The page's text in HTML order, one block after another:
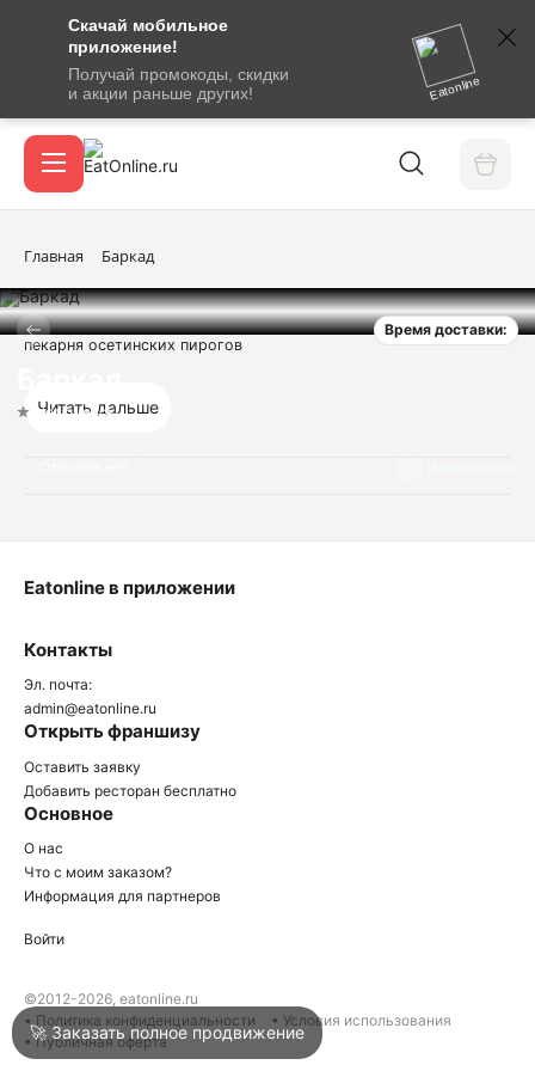
Скачай мобильное
приложение!
Получай промокоды, скидки
и акции раньше других!
Eatonline
сообщение
кодом
подтверждения
Вход / регистрация
Акции
Войти
Написать в техподдержку
Главная Баркад
Время доставки:
Нет оценок
пекарня осетинских пирогов
Читать дальше
Контакты
Эл. почта:
admin@eatonline.ru
Открыть франшизу
Оставить заявку
Добавить ресторан бесплатно
Основное
О нас
Что с моим заказом?
Информация для партнеров
Eatonline в приложении
Войти
©2012-2026, eatonline.ru
• Политика конфиденциальности
• Условия использования
• Публичная оферта
🚀 Заказать полное продвижение